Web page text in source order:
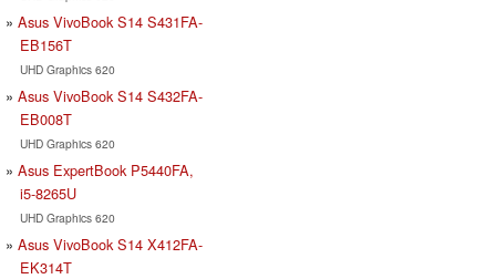
Asus VivoBook S14 S431FA-
EB156T
UHD Graphics 620
Asus VivoBook S14 S432FA-
EB008T
UHD Graphics 620
Asus ExpertBook P5440FA,
i5-8265U
UHD Graphics 620
Asus VivoBook S14 X412FA-
EK314T